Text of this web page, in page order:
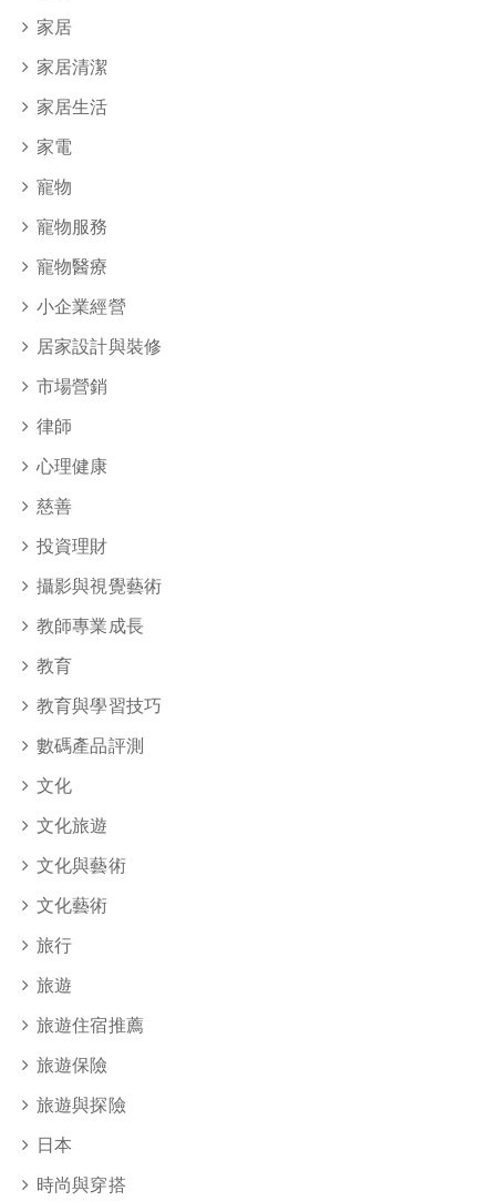
家居
家居清潔
家居生活
家電
寵物
寵物服務
寵物醫療
小企業經營
居家設計與裝修
市場營銷
律師
心理健康
慈善
投資理財
攝影與視覺藝術
教師專業成長
教育
教育與學習技巧
數碼產品評測
文化
文化旅遊
文化與藝術
文化藝術
旅行
旅遊
旅遊住宿推薦
旅遊保險
旅遊與探險
日本
時尚與穿搭